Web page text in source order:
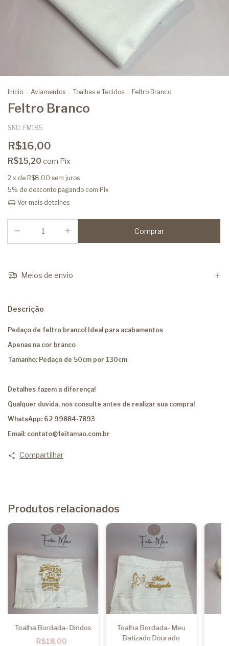
Início . Aviamentos . Toalhas e Tecidos . Feltro Branco
Feltro Branco
SKU: FM185
R$16,00
R$15,20 com Pix
2 x de R$8,00 sem juros
5% de desconto pagando com Pix
Ver mais detalhes
Meios de envio
Descrição
Pedaço de feltro branco! Ideal para acabamentos
Apenas na cor branco
Tamanho: Pedaço de 50cm por 130cm
Detalhes fazem a diferença!
Qualquer duvida, nos consulte antes de realizar sua compra!
WhatsApp: 62 99884-7893
Email: contato@feitamao.com.br
Compartilhar
Produtos relacionados
Toalha Bordada- Dindos
R$18,00
Toalha Bordada- Meu
Batizado Dourado